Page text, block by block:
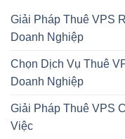
Giải Pháp Thuê VPS
Doanh Nghiệp
Chọn Dịch Vụ Thuê
Doanh Nghiệp
Giải Pháp Thuê VPS
Việc